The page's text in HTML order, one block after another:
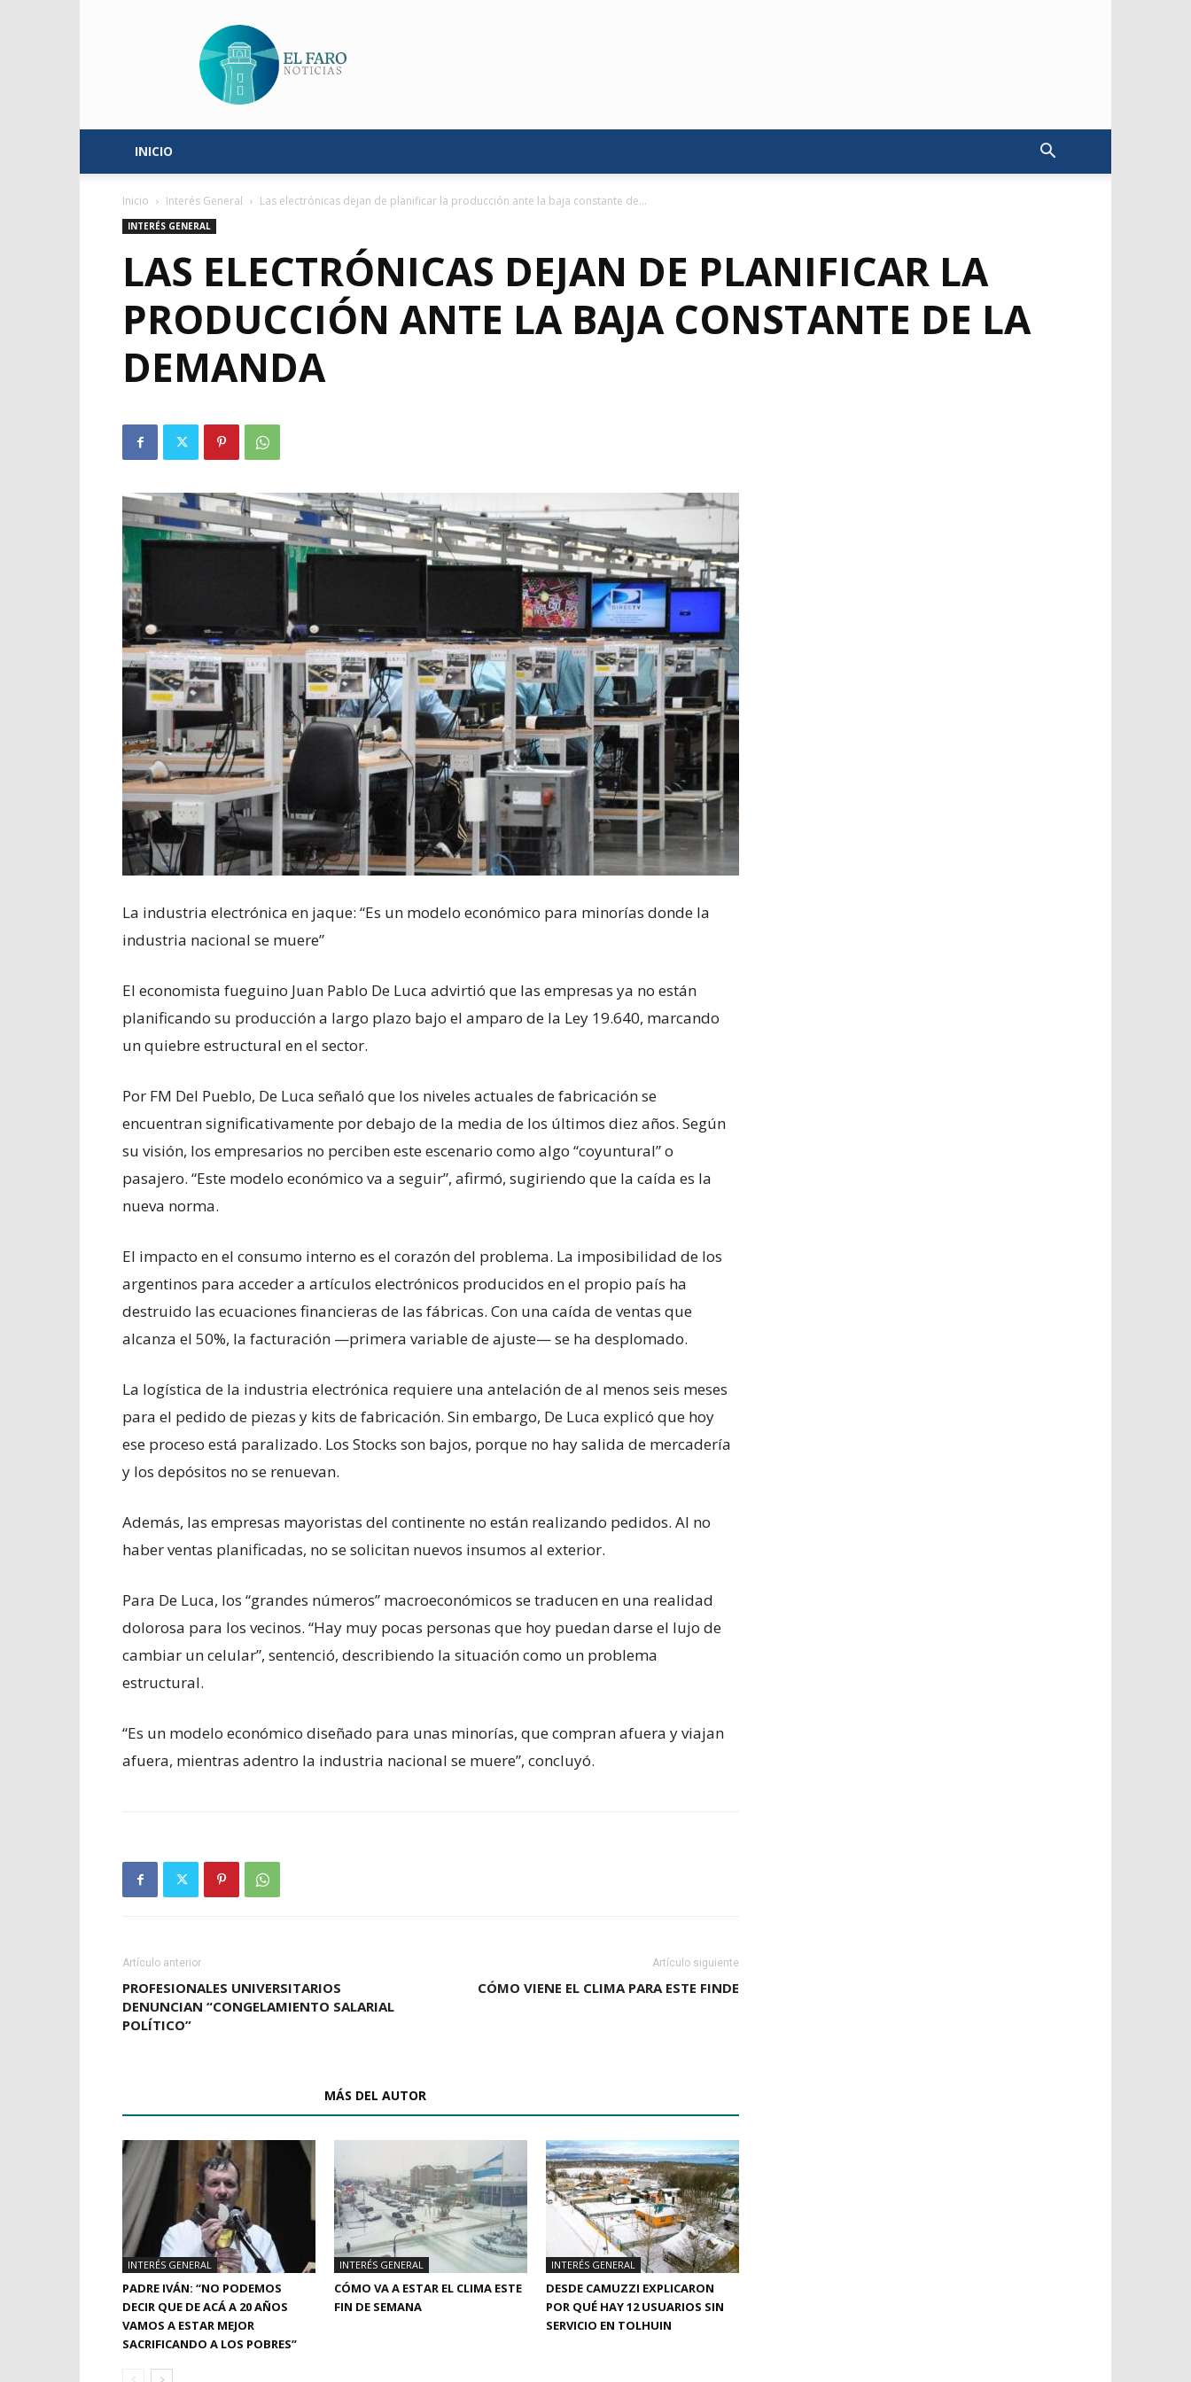
Faro
Noticias
INICIO
Inicio Interés General Las electrónicas dejan de planificar la producción ante la baja constante de...
INTERÉS GENERAL
LAS ELECTRÓNICAS DEJAN DE PLANIFICAR LA
PRODUCCIÓN ANTE LA BAJA CONSTANTE DE LA
DEMANDA
La industria electrónica en jaque: “Es un modelo económico para minorías donde la
industria nacional se muere”
El economista fueguino Juan Pablo De Luca advirtió que las empresas ya no están
planificando su producción a largo plazo bajo el amparo de la Ley 19.640, marcando
un quiebre estructural en el sector.
Por FM Del Pueblo, De Luca señaló que los niveles actuales de fabricación se
encuentran significativamente por debajo de la media de los últimos diez años. Según
su visión, los empresarios no perciben este escenario como algo “coyuntural” o
pasajero. “Este modelo económico va a seguir”, afirmó, sugiriendo que la caída es la
nueva norma.
El impacto en el consumo interno es el corazón del problema. La imposibilidad de los
argentinos para acceder a artículos electrónicos producidos en el propio país ha
destruido las ecuaciones financieras de las fábricas. Con una caída de ventas que
alcanza el 50%, la facturación —primera variable de ajuste— se ha desplomado.
La logística de la industria electrónica requiere una antelación de al menos seis meses
para el pedido de piezas y kits de fabricación. Sin embargo, De Luca explicó que hoy
ese proceso está paralizado. Los Stocks son bajos, porque no hay salida de mercadería
y los depósitos no se renuevan.
Además, las empresas mayoristas del continente no están realizando pedidos. Al no
haber ventas planificadas, no se solicitan nuevos insumos al exterior.
Para De Luca, los “grandes números” macroeconómicos se traducen en una realidad
dolorosa para los vecinos. “Hay muy pocas personas que hoy puedan darse el lujo de
cambiar un celular”, sentenció, describiendo la situación como un problema
estructural.
“Es un modelo económico diseñado para unas minorías, que compran afuera y viajan
afuera, mientras adentro la industria nacional se muere”, concluyó.
Artículo anterior
PROFESIONALES UNIVERSITARIOS
DENUNCIAN “CONGELAMIENTO SALARIAL
POLÍTICO”
Artículo siguiente
CÓMO VIENE EL CLIMA PARA ESTE FINDE
MÁS DEL AUTOR
INTERÉS GENERAL
PADRE IVÁN: “NO PODEMOS
DECIR QUE DE ACÁ A 20 AÑOS
VAMOS A ESTAR MEJOR
SACRIFICANDO A LOS POBRES”
INTERÉS GENERAL
CÓMO VA A ESTAR EL CLIMA ESTE
FIN DE SEMANA
INTERÉS GENERAL
DESDE CAMUZZI EXPLICARON
POR QUÉ HAY 12 USUARIOS SIN
SERVICIO EN TOLHUIN